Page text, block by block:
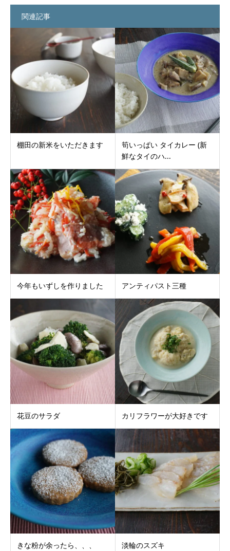
関連記事
棚田の新米をいただきます
筍いっぱい タイカレー (新
鮮なタイのハ...
今年もいずしを作りました アンティパスト三種
花豆のサラダ カリフラワーが大好きです
きな粉が余ったら、、、 淡輪のスズキ